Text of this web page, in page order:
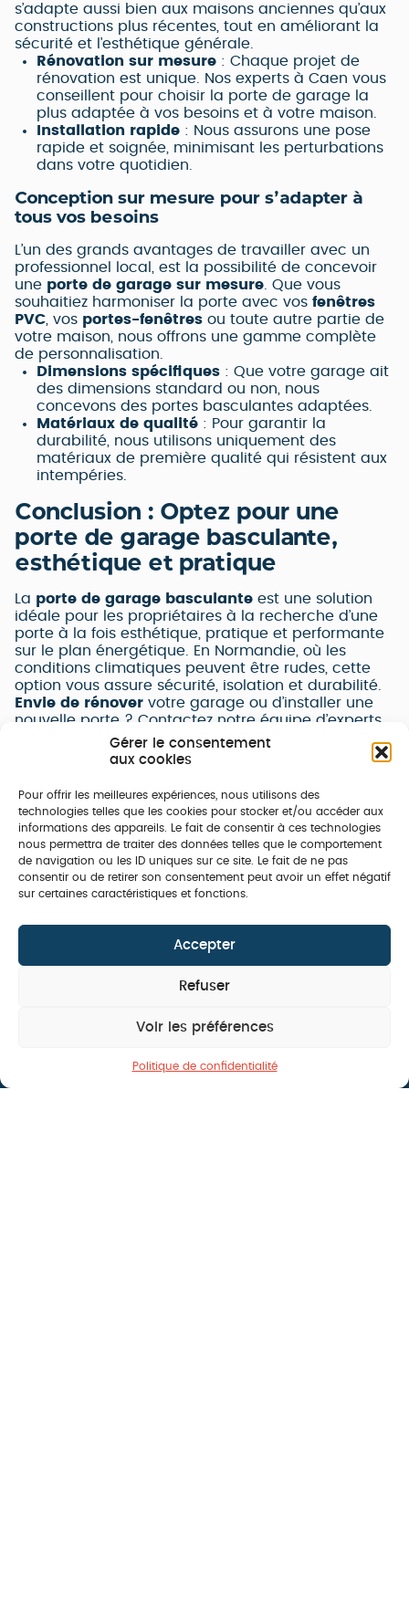
votre projet pergola
Gérer le consentement
aux cookies
Pour offrir les meilleures expériences, nous utilisons des
technologies telles que les cookies pour stocker et/ou accéder aux
informations des appareils. Le fait de consentir à ces technologies
nous permettra de traiter des données telles que le comportement
de navigation ou les ID uniques sur ce site. Le fait de ne pas
consentir ou de retirer son consentement peut avoir un effet négatif
sur certaines caractéristiques et fonctions.
Accepter
Refuser
Voir les préférences
Politique de confidentialité
s’adapte aussi bien aux maisons anciennes qu’aux
constructions plus récentes, tout en améliorant la
sécurité et l’esthétique générale.
Rénovation sur mesure : Chaque projet de
rénovation est unique. Nos experts à Caen vous
conseillent pour choisir la porte de garage la
plus adaptée à vos besoins et à votre maison.
Installation rapide : Nous assurons une pose
rapide et soignée, minimisant les perturbations
dans votre quotidien.
Conception sur mesure pour s’adapter à
tous vos besoins
L’un des grands avantages de travailler avec un
professionnel local, est la possibilité de concevoir
une porte de garage sur mesure . Que vous
souhaitiez harmoniser la porte avec vos fenêtres
PVC , vos portes-fenêtres ou toute autre partie de
votre maison, nous offrons une gamme complète
de personnalisation.
Dimensions spécifiques : Que votre garage ait
des dimensions standard ou non, nous
concevons des portes basculantes adaptées.
Matériaux de qualité : Pour garantir la
durabilité, nous utilisons uniquement des
matériaux de première qualité qui résistent aux
intempéries.
Conclusion : Optez pour une
porte de garage basculante,
esthétique et pratique
La porte de garage basculante est une solution
idéale pour les propriétaires à la recherche d’une
porte à la fois esthétique, pratique et performante
sur le plan énergétique. En Normandie, où les
conditions climatiques peuvent être rudes, cette
option vous assure sécurité, isolation et durabilité.
Envie de rénover votre garage ou d’installer une
nouvelle porte ? Contactez notre équipe d’experts
pour un devis sur mesure. Nous vous
accompagnerons dans le choix de la porte de
Transformez votre garage avec une porte
basculante sur mesure dès aujourd’hui !
Contactez-nouspour un devis gratuit.